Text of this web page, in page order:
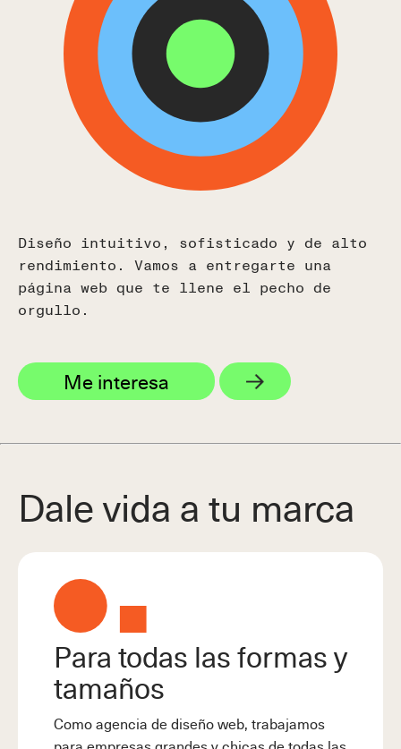
España
Calle Real, 59, 29680
Estepona, Málaga, España
(+34) 951 506 132
Colombia
y Chile
Tel (+593) 99 533 3013
Diseño intuitivo, sofisticado y de alto
rendimiento. Vamos a entregarte una
página web que te llene el pecho de
orgullo.
Me interesa
Dale vida a tu marca
Para todas las formas y
tamaños
Como agencia de diseño web, trabajamos